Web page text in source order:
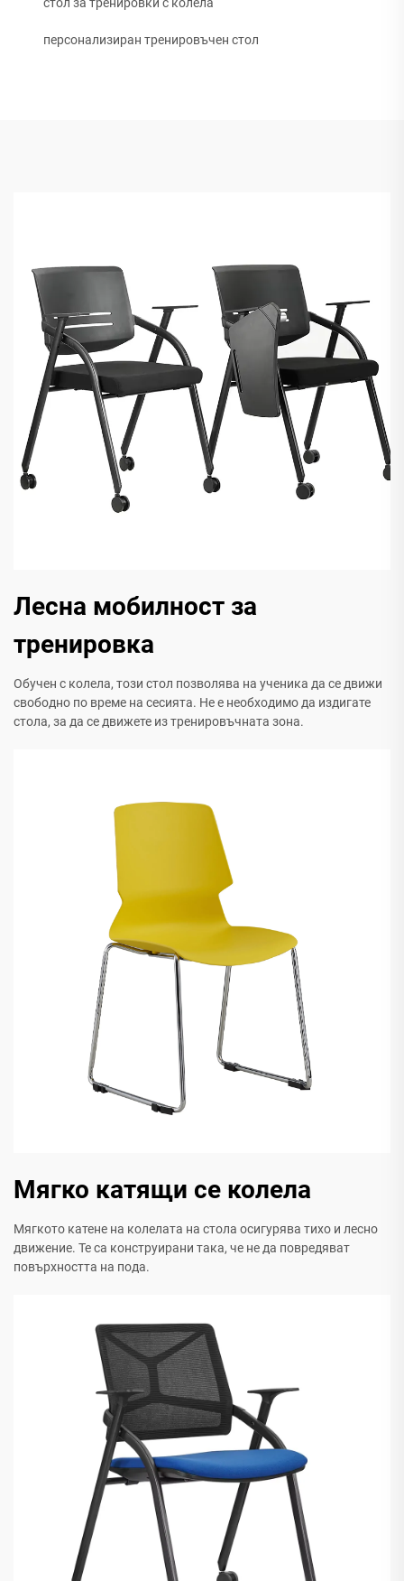
стол за тренировки с колела
персонализиран тренировъчен стол
Лесна мобилност за
тренировка
Обучен с колела, този стол позволява на ученика да се движи
свободно по време на сесията. Не е необходимо да издигате
стола, за да се движете из тренировъчната зона.
Мягко катящи се колела
Мягкото катене на колелата на стола осигурява тихо и лесно
движение. Те са конструирани така, че не да повредяват
повърхността на пода.